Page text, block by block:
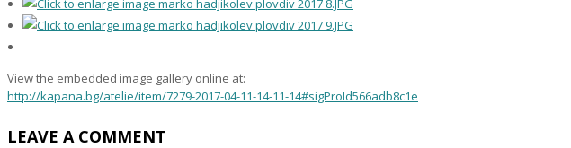
View the embedded image gallery online at:
http://kapana.bg/atelie/item/7279-2017-04-11-14-11-14#sigProId566adb8c1e
LEAVE A COMMENT